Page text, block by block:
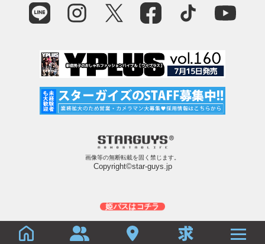
姫パスはコチラ
画像等の無断転載を固く禁じます。
Copyright©star-guys.jp